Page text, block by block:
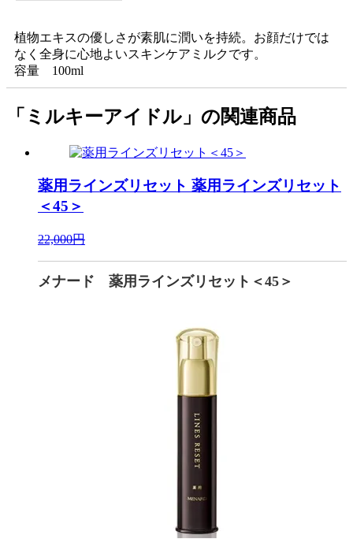
植物エキスの優しさが素肌に潤いを持続。お顔だけでは
なく全身に心地よいスキンケアミルクです。
容量 100ml
「ミルキーアイドル」の関連商品
薬用ラインズリセット 薬用ラインズリセット
＜45＞
22,000円
メナード 薬用ラインズリセット＜45＞